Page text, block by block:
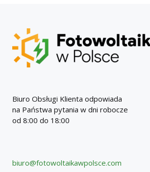
Biuro Obsługi Klienta odpowiada
na Państwa pytania w dni robocze
od 8:00 do 18:00
biuro@fotowoltaikawpolsce.com